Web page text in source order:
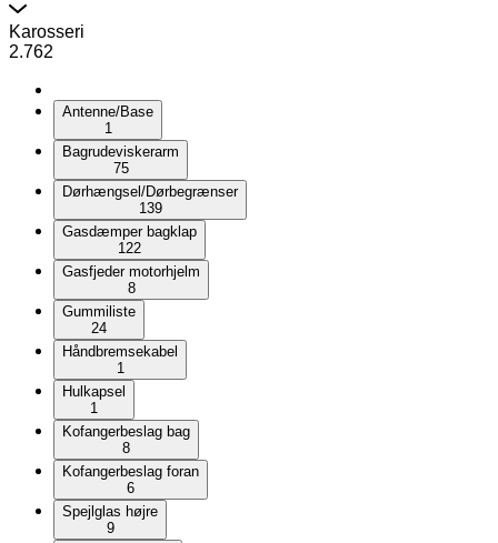
Karosseri
2.762
Antenne/Base
1
Bagrudeviskerarm
75
Dørhængsel/Dørbegrænser
139
Gasdæmper bagklap
122
Gasfjeder motorhjelm
8
Gummiliste
24
Håndbremsekabel
1
Hulkapsel
1
Kofangerbeslag bag
8
Kofangerbeslag foran
6
Spejlglas højre
9